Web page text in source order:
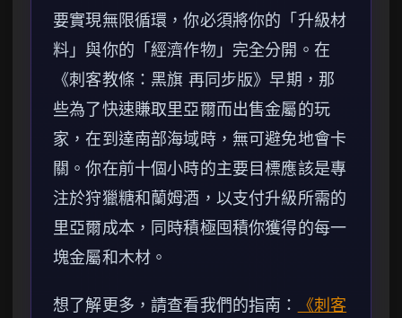
要實現無限循環，你必須將你的「升級材
料」與你的「經濟作物」完全分開。在
《刺客教條：黑旗 再同步版》早期，那
些為了快速賺取里亞爾而出售金屬的玩
家，在到達南部海域時，無可避免地會卡
關。你在前十個小時的主要目標應該是專
注於狩獵糖和蘭姆酒，以支付升級所需的
里亞爾成本，同時積極囤積你獲得的每一
塊金屬和木材。
想了解更多，請查看我們的指南：
《刺客